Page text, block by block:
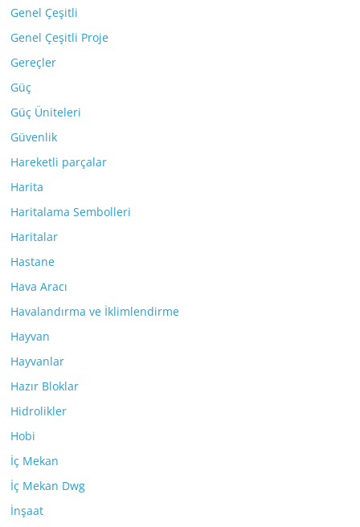
Genel Çeşitli
Genel Çeşitli Proje
Gereçler
Güç
Güç Üniteleri
Güvenlik
Hareketli parçalar
Harita
Haritalama Sembolleri
Haritalar
Hastane
Hava Aracı
Havalandırma ve İklimlendirme
Hayvan
Hayvanlar
Hazır Bloklar
Hidrolikler
Hobi
İç Mekan
İç Mekan Dwg
İnşaat